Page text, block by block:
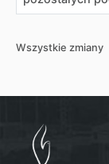
Wszystkie zmiany